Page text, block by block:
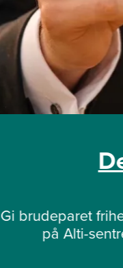
Gi brudeparet
på Alti-